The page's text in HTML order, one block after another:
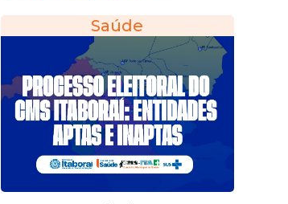
hanseníase na E.M Adelaide de
Magalhães Seabra
Saúde